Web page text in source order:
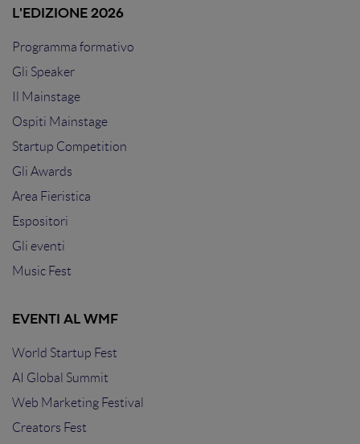
L'EDIZIONE 2026
Programma formativo
Gli Speaker
Il Mainstage
Ospiti Mainstage
Startup Competition
Gli Awards
Area Fieristica
Espositori
Gli eventi
Music Fest
EVENTI AL WMF
World Startup Fest
AI Global Summit
Web Marketing Festival
Creators Fest